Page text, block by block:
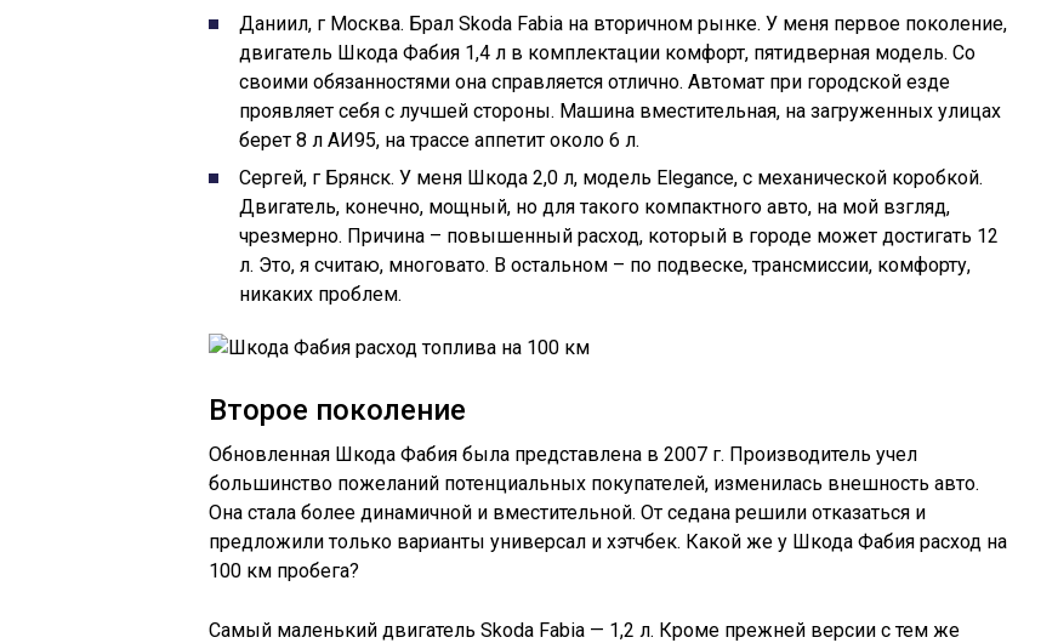
Даниил, г Москва. Брал Skoda Fabia на вторичном рынке. У меня первое поколение,
двигатель Шкода Фабия 1,4 л в комплектации комфорт, пятидверная модель. Со
своими обязанностями она справляется отлично. Автомат при городской езде
проявляет себя с лучшей стороны. Машина вместительная, на загруженных улицах
берет 8 л АИ95, на трассе аппетит около 6 л.
Сергей, г Брянск. У меня Шкода 2,0 л, модель Elegance, с механической коробкой.
Двигатель, конечно, мощный, но для такого компактного авто, на мой взгляд,
чрезмерно. Причина – повышенный расход, который в городе может достигать 12
л. Это, я считаю, многовато. В остальном – по подвеске, трансмиссии, комфорту,
никаких проблем.
Второе поколение
Обновленная Шкода Фабия была представлена в 2007 г. Производитель учел
большинство пожеланий потенциальных покупателей, изменилась внешность авто.
Она стала более динамичной и вместительной. От седана решили отказаться и
предложили только варианты универсал и хэтчбек. Какой же у Шкода Фабия расход на
100 км пробега?
Самый маленький двигатель Skoda Fabia — 1,2 л. Кроме прежней версии с тем же